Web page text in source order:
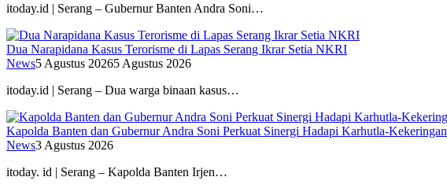
itoday.id | Serang – Gubernur Banten Andra Soni…
Dua Narapidana Kasus Terorisme di Lapas Serang Ikrar Setia NKRI
News5 Agustus 20265 Agustus 2026
itoday.id | Serang – Dua warga binaan kasus…
Kapolda Banten dan Gubernur Andra Soni Perkuat Sinergi Hadapi Karhutla-Kekeringan
News3 Agustus 2026
itoday. id | Serang – Kapolda Banten Irjen…